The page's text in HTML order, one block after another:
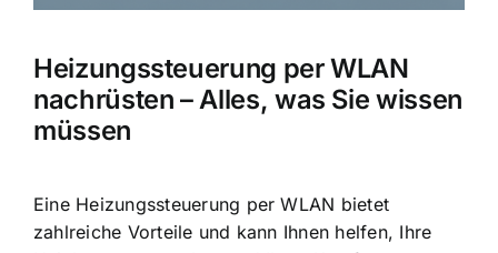
Heizungssteuerung per WLAN
nachrüsten – Alles, was Sie wissen
müssen
Eine Heizungssteuerung per WLAN bietet
zahlreiche Vorteile und kann Ihnen helfen, Ihre